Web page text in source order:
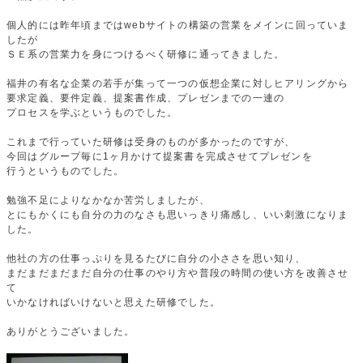
個人的には昨年頃まではwebサイトの構築の営業をメインに回っていま
したが
ＳＥ系の営業力を身につけるべく研修に通ってきました。
福井の有名な企業の若手が集って一つの仮想企業に対しヒアリングから
要求定義、要件定義、提案書作成、プレゼンまでの一連の
プロセスを学ぶというものでした。
これまで行っていた研修は受身のものが多かったのですが、
今回はグループ毎に1ヶ月かけて提案書を完成させてプレゼンを
行うというものでした。
勉強不足によりなかなか苦労しましたが、
とにもかくにも自分の力のなさも思いっきり痛感し、いい刺激になりま
した。
他社の方の仕事っぷりを見るたびに自分の小ささを思い知り、
まだまだまだまだ自分の仕事のやり方や普段の時間の使い方を改善させ
て
いかなければいけないと思えた研修でした。
ありがとうございました。